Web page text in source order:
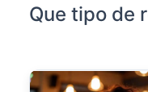
Que tipo de